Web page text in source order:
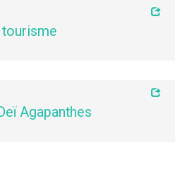
Agapanthes